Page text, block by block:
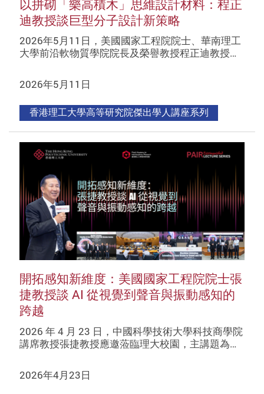
以拼砌「樂高積木」思維設計材料：程正
迪教授談巨型分子設計新策略
2026年5月11日，美國國家工程院院士、華南理工
大學前沿軟物質學院院長及榮譽教授程正迪教授…
2026年5月11日
香港理工大學高等研究院傑出學人講座系列
開拓感知新維度：美國國家工程院院士張
捷教授談 AI 從視覺到聲音與振動感知的
跨越
2026 年 4 月 23 日，中國科學技術大學科技商學院
講席教授張捷教授應邀蒞臨理大校園，主講題為…
2026年4月23日